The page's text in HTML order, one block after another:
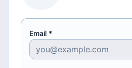
Email *